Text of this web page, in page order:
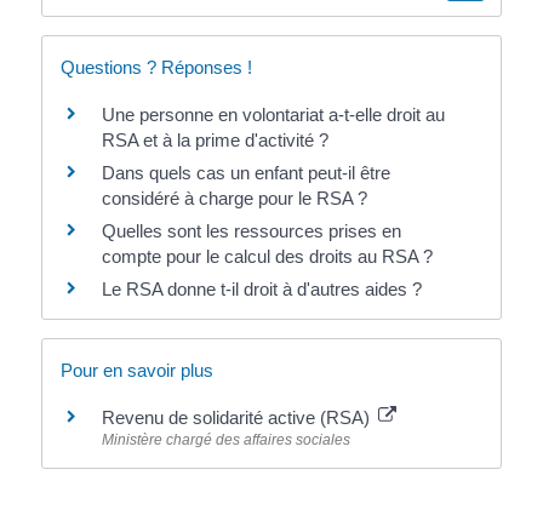
Questions ? Réponses !
Une personne en volontariat a-t-elle droit au
RSA et à la prime d'activité ?
Dans quels cas un enfant peut-il être
considéré à charge pour le RSA ?
Quelles sont les ressources prises en
compte pour le calcul des droits au RSA ?
Le RSA donne t-il droit à d'autres aides ?
Pour en savoir plus
Revenu de solidarité active (RSA)
Ministère chargé des affaires sociales